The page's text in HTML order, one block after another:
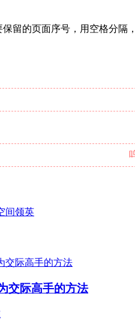
留的页面序号，用空格分隔
间领英
交际高手的方法